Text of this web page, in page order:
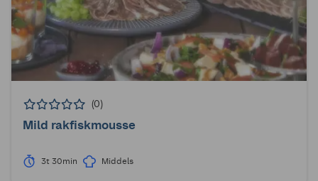
(0)
Mild rakfiskmousse
3t 30min Middels